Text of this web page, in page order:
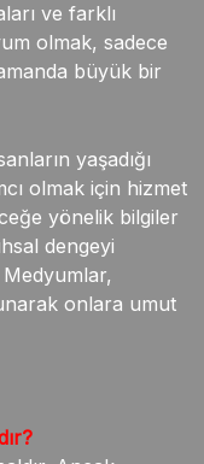
ve farklı
olmak, sadece
büyük bir
yaşadığı
olmak için hizmet
yönelik bilgiler
dengeyi
onlara umut